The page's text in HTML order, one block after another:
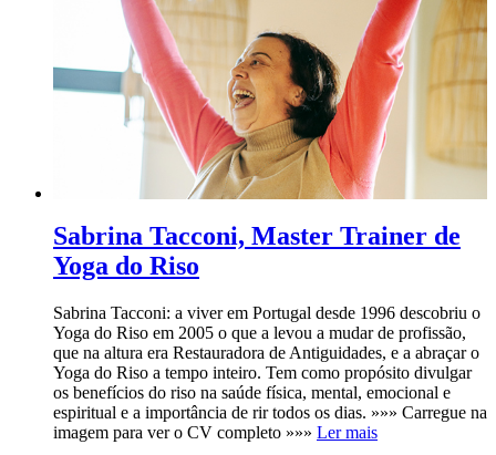
Sabrina Tacconi, Master Trainer de
Yoga do Riso
Sabrina Tacconi: a viver em Portugal desde 1996 descobriu o
Yoga do Riso em 2005 o que a levou a mudar de profissão,
que na altura era Restauradora de Antiguidades, e a abraçar o
Yoga do Riso a tempo inteiro. Tem como propósito divulgar
os benefícios do riso na saúde física, mental, emocional e
espiritual e a importância de rir todos os dias. »»» Carregue na
imagem para ver o CV completo »»» Ler mais